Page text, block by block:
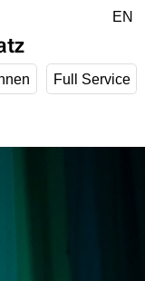
Full Service
DE
EN